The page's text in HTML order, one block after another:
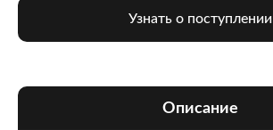
Узнать о поступлении
Описание